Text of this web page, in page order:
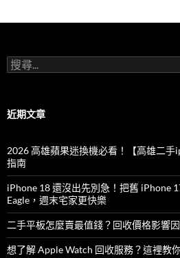
搜
尋
字:
近期文章
2026 高雄蘋果迷換機必看！【高雄二
指南
iPhone 18 還沒出先別急！把舊 iPhone
Eagle，週末宅家更快樂
二手平板怎麼賣最值錢？回收價格影響
想了解 Apple Watch 回收服務？這裡教